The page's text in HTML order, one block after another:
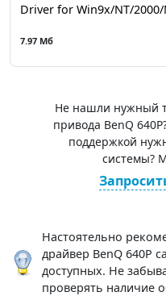
Driver for Win9x/NT/2000/
7.97 Мб
Не нашли нужный
привода BenQ
поддержкой
системы?
Настоятельно
драйвер BenQ 640P
доступных. Не
проверять наличие